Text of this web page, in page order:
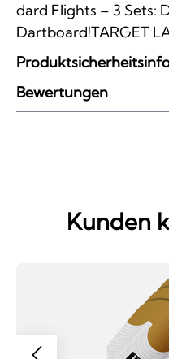
dard Flights – 3 Sets:
Dartboard!TARGET
Bewertungen
Kunden